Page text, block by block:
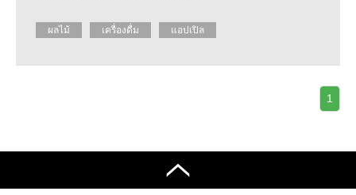
ทางการ
ผลไม้ เครื่องดื่ม แอปเปิล
1